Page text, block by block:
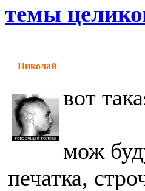
темы
Николай
вот
мож
печатка,